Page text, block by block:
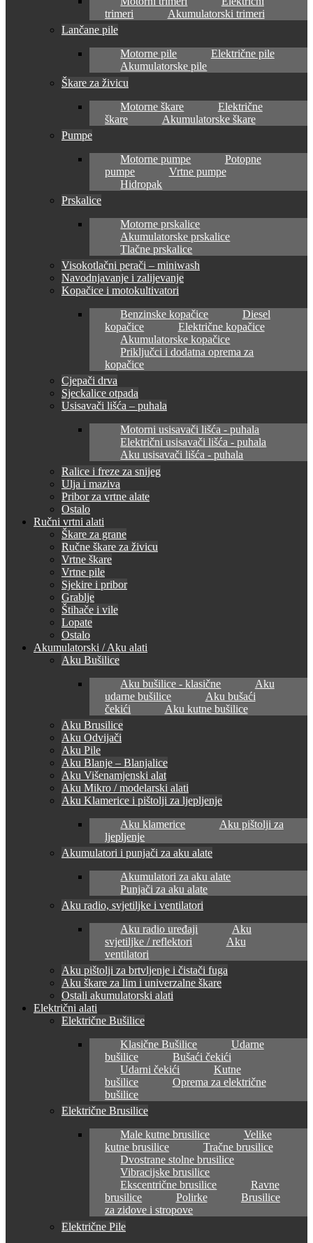
trimeri
Akumulatorski trimeri
Lančane pile
Motorne pile
Električne pile
Akumulatorske pile
Škare za živicu
Motorne škare
Električne
škare
Akumulatorske škare
Pumpe
Motorne pumpe
Potopne
pumpe
Vrtne pumpe
Hidropak
Prskalice
Motorne prskalice
Akumulatorske prskalice
Tlačne prskalice
Visokotlačni perači – miniwash
Navodnjavanje i zalijevanje
Kopačice i motokultivatori
Benzinske kopačice
Diesel
kopačice
Električne kopačice
Akumulatorske kopačice
Priključci i dodatna oprema za
kopačice
Cjepači drva
Sjeckalice otpada
Usisavači lišća – puhala
Motorni usisavači lišća - puhala
Električni usisavači lišća - puhala
Aku usisavači lišća - puhala
Ralice i freze za snijeg
Ulja i maziva
Pribor za vrtne alate
Ostalo
Ručni vrtni alati
Škare za grane
Ručne škare za živicu
Vrtne škare
Vrtne pile
Sjekire i pribor
Grablje
Štihače i vile
Lopate
Ostalo
Akumulatorski / Aku alati
Aku Bušilice
Aku bušilice - klasične
Aku
udarne bušilice
Aku bušaći
čekići
Aku kutne bušilice
Aku Brusilice
Aku Odvijači
Aku Pile
Aku Blanje – Blanjalice
Aku Višenamjenski alat
Aku Mikro / modelarski alati
Aku Klamerice i pištolji za ljepljenje
Aku klamerice
Aku pištolji za
ljepljenje
Akumulatori i punjači za aku alate
Akumulatori za aku alate
Punjači za aku alate
Aku radio, svjetiljke i ventilatori
Aku radio uređaji
Aku
svjetiljke / reflektori
Aku
ventilatori
Aku pištolji za brtvljenje i čistači fuga
Aku škare za lim i univerzalne škare
Ostali akumulatorski alati
Električni alati
Električne Bušilice
Klasične Bušilice
Udarne
bušilice
Bušaći čekići
Udarni čekići
Kutne
bušilice
Oprema za električne
bušilice
Električne Brusilice
Male kutne brusilice
Velike
kutne brusilice
Tračne brusilice
Dvostrane stolne brusilice
Vibracijske brusilice
Ekscentrične brusilice
Ravne
brusilice
Polirke
Brusilice
za zidove i stropove
Električne Pile